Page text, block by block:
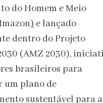
do Homem e Meio
)e lançado
dentro do Projeto
(AMZ 2030),
brasileiros para
um plano de
sustentável para a